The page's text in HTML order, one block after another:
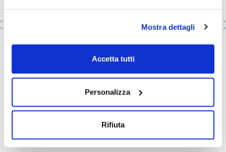
Mostra dettagli
Accetta tutti
Personalizza
Rifiuta
sulfates (SO4): max. 0,003 %
Il Kit per sversamenti Chemispill® contiene 1 flacone di
occhiali di protezione, spazzola e paletta, spatola
istruzioni per l'uso.
: x 1 kit :: Plastic container
Disponibilità:Controlla le scorte
Il mio prezzo: Acquista